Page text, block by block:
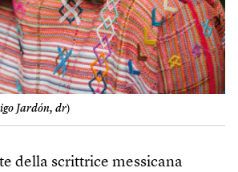
Jardón, dr)
della scrittrice messicana